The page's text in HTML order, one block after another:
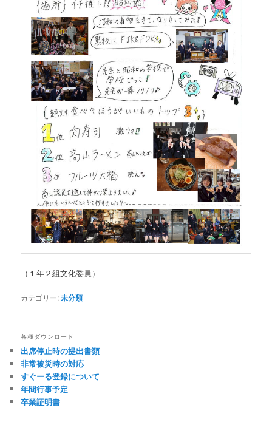
（１年２組文化委員）
カテゴリー:未分類
各種ダウンロード
出席停止時の提出書類
非常被災時の対応
すぐーる登録について
年間行事予定
卒業証明書